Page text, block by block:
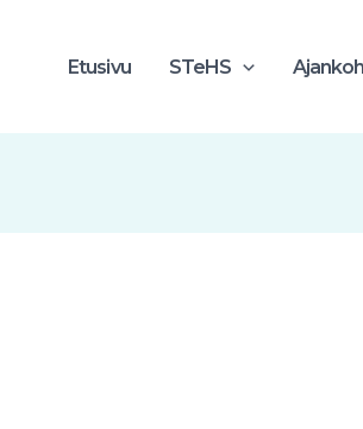
Etusivu STeHS